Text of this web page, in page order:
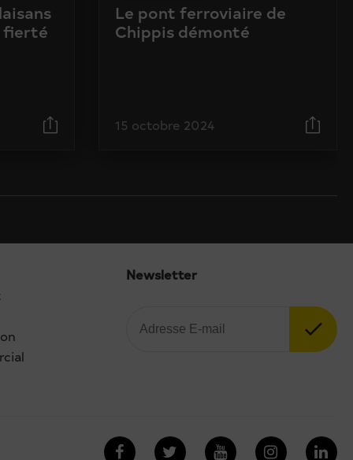
fierté
Le pont ferroviaire de
Chippis démonté
15 octobre 2024
Newsletter